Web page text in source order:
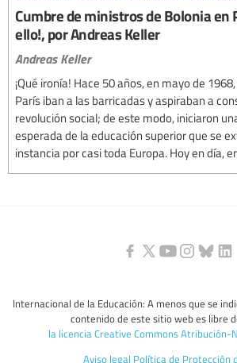
Cumbre de ministros de Bolonia en
ello!, por Andreas Keller
Andreas Keller
¡Qué ironía! Hace 50 años, en mayo de
París iban a las barricadas y aspiraban a
revolución social; de este modo, iniciaron
esperada de la educación superior que se
instancia por casi toda Europa. Hoy en día,
Internacional de la Educación: A menos que se
contenido de este sitio web es libre
la licencia Creative Commons Atribución-
Aviso legal Política de Protección